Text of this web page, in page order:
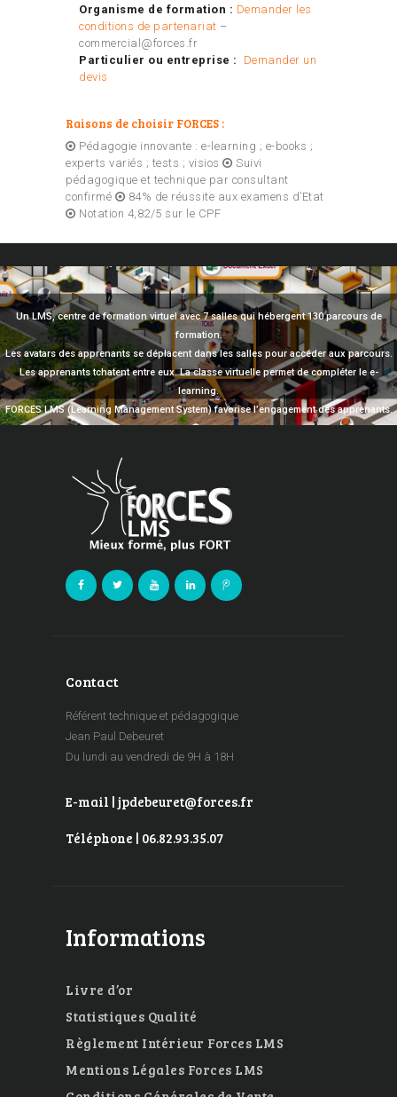
Organisme de formation : Demander les
conditions de partenariat –
commercial@forces.fr
Particulier ou entreprise : Demander un
devis
Raisons de choisir FORCES :
Pédagogie innovante : e-learning ; e-books ;
experts variés ; tests ; visios
Suivi
pédagogique et technique par consultant
confirmé
84% de réussite aux examens d’Etat
Notation 4,82/5 sur le CPF
Un LMS, centre de formation virtuel avec 7 salles qui hébergent 130 parcours de
formation.
Les avatars des apprenants se déplacent dans les salles pour accéder aux parcours.
Les apprenants tchatent entre eux. La classe virtuelle permet de compléter le e-
learning.
FORCES LMS (Learning Management System) favorise l’engagement des apprenants.
Contact
Référent technique et pédagogique
Jean Paul Debeuret
Du lundi au vendredi de 9H à 18H
E-mail | jpdebeuret@forces.fr
Téléphone | 06.82.93.35.07
Informations
Livre d’or
Statistiques Qualité
Règlement Intérieur Forces LMS
Mentions Légales Forces LMS